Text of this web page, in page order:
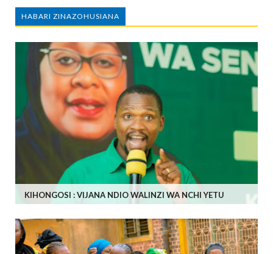
HABARI ZINAZOHUSIANA
KIHONGOSI : VIJANA NDIO WALINZI WA NCHI YETU